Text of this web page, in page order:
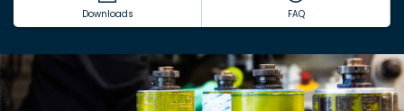
Downloads FAQ